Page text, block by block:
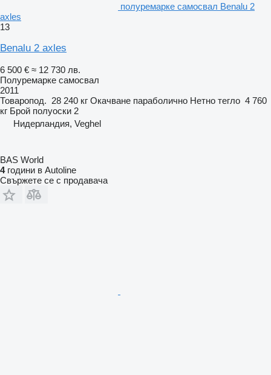
полуремарке самосвал Benalu 2
axles
13
Benalu 2 axles
6 500 € ≈ 12 730 лв.
Полуремарке самосвал
2011
Товаропод. 28 240 кг Окачване параболично Нетно тегло 4 760
кг Брой полуоски 2
Нидерландия, Veghel
BAS World
4години в Autoline
Свържете се с продавача